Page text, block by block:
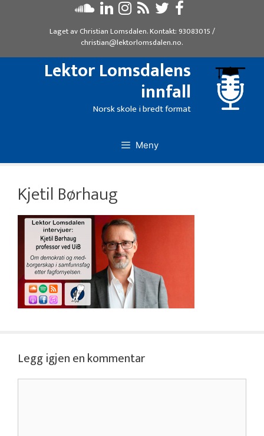
Laget avChristian Lomsdalen. Kontakt: 93083015/
christian@lektorlomsdalen.no.
Lektor Lomsdalens
innfall
Norsk skole i bredt format
Meny
Kjetil Børhaug
Legg igjen en kommentar